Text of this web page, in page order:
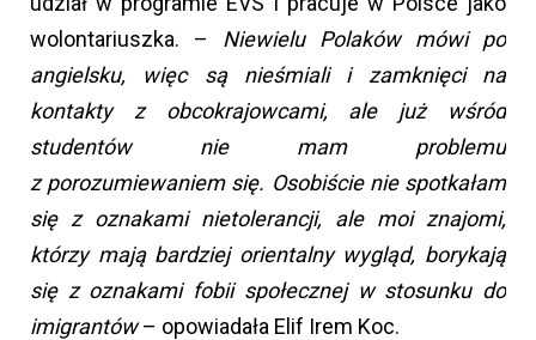
wolontariuszka. – Niewielu Polaków mówi po
angielsku, więc są nieśmiali i zamknięci na
kontakty z obcokrajowcami, ale już wśród
studentów nie mam problemu
z porozumiewaniem się. Osobiście nie spotkałam
się z oznakami nietolerancji, ale moi znajomi,
którzy mają bardziej orientalny wygląd, borykają
się z oznakami fobii społecznej w stosunku do
imigrantów– opowiadała Elif Irem Koc.